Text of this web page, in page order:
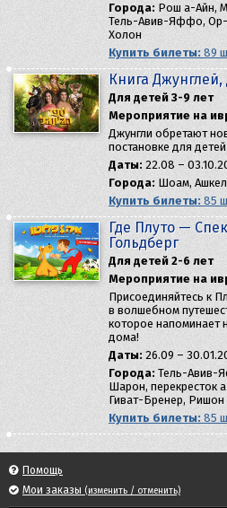
Города: Рош а-Айн,
Тель-Авив-Яффо, Ор-
Холон
Купить билеты: 89
Книга Джунглей,
Для детей 3-9 лет
Мероприятие на
Джунгли обретают
постановке для
Даты: 22.08 –
Города: Шоам,
Купить билеты: 85
Где Плуто —
Гольдберг
Для детей 2-6 лет
Мероприятие на
Присоединяйтесь к
в волшебном
которое напоминает
дома!
Даты: 26.09 –
Города: Тель-Авив-
Шарон, перекресток
Гиват-Бренер,
Купить билеты: 85
Помощь
Мои заказы (изменить / отменить)